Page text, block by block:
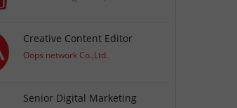
Creative Content Editor
Oops network Co.,Ltd.
Senior Digital Marketing